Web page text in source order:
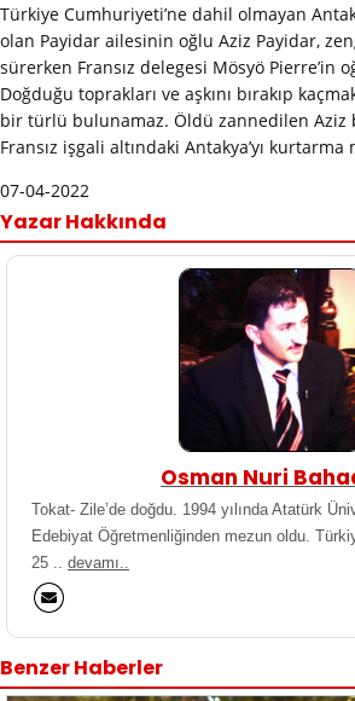
Türkiye Cumhuriyeti’ne dahil olmayan
olan Payidar ailesinin oğlu Aziz Payidar,
sürerken Fransız delegesi Mösyö Pierre’in
Doğduğu toprakları ve aşkını bırakıp
bir türlü bulunamaz. Öldü zannedilen Aziz
Fransız işgali altındaki Antakya’yı
07-04-2022
Yazar Hakkında
Osman Nuri
Tokat- Zile’de doğdu. 1994 yılında Atatürk
Edebiyat Öğretmenliğinden mezun oldu.
25 .. devamı..
Benzer Haberler